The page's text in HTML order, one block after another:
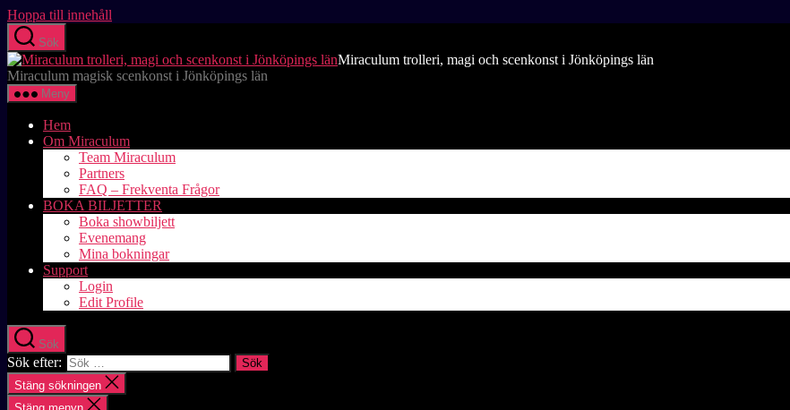
Hoppa till innehåll
Sök
Miraculum trolleri, magi och scenkonst i Jönköpings län
Miraculum magisk scenkonst i Jönköpings län
Meny
Hem
Om Miraculum
Team Miraculum
Partners
FAQ – Frekventa Frågor
BOKA BILJETTER
Boka showbiljett
Evenemang
Mina bokningar
Support
Login
Edit Profile
Sök
Sök efter:
Stäng sökningen